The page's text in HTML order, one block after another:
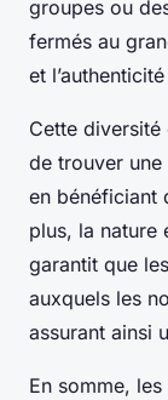
groupes ou
fermés au
et
Cette diversité
de trouver
en bénéficiant
plus, la nature
garantit que
auxquels les
assurant ainsi
En somme, les